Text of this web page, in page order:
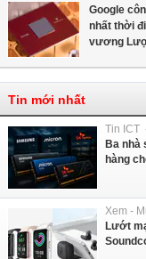
Google
nhất thời
vương
Tin mới nhất
Tin ICT
Ba nhà
hàng
Xem -
Lướt